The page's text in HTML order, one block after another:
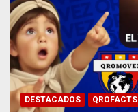
DESTACADOS QROFACTS